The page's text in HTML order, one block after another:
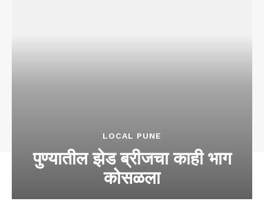
LOCAL PUNE
पुण्यातील झेड ब्रीजचा काही भाग
कोसळला